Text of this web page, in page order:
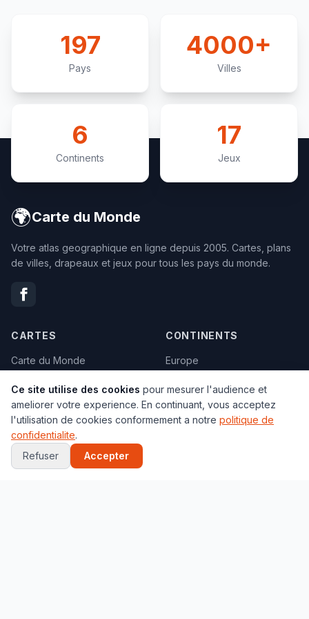
197
Pays
4000+
Villes
6
Continents
17
Jeux
🌍Carte du Monde
Votre atlas geographique en ligne depuis 2005. Cartes, plans
de villes, drapeaux et jeux pour tous les pays du monde.
CARTES
Carte du Monde
Geographique
Climats
Carte vierge
Politique
CONTINENTS
Europe
Afrique
Amerique
Ce site utilise des cookies pour mesurer l'audience et
ameliorer votre experience. En continuant, vous acceptez
l'utilisation de cookies conformement a notre politique de
confidentialite.
Refuser
Accepter